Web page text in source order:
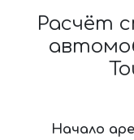
Расчёт
Начало